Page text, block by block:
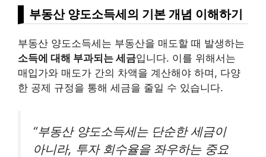
부동산 양도소득세의 기본 개념 이해하기
부동산 양도소득세는 부동산을 매도할 때 발생하는
소득에 대해 부과되는 세금입니다. 이를 위해서는
매입가와 매도가 간의 차액을 계산해야 하며, 다양
한 공제 규정을 통해 세금을 줄일 수 있습니다.
“부동산 양도소득세는 단순한 세금이
아니라, 투자 회수율을 좌우하는 중요